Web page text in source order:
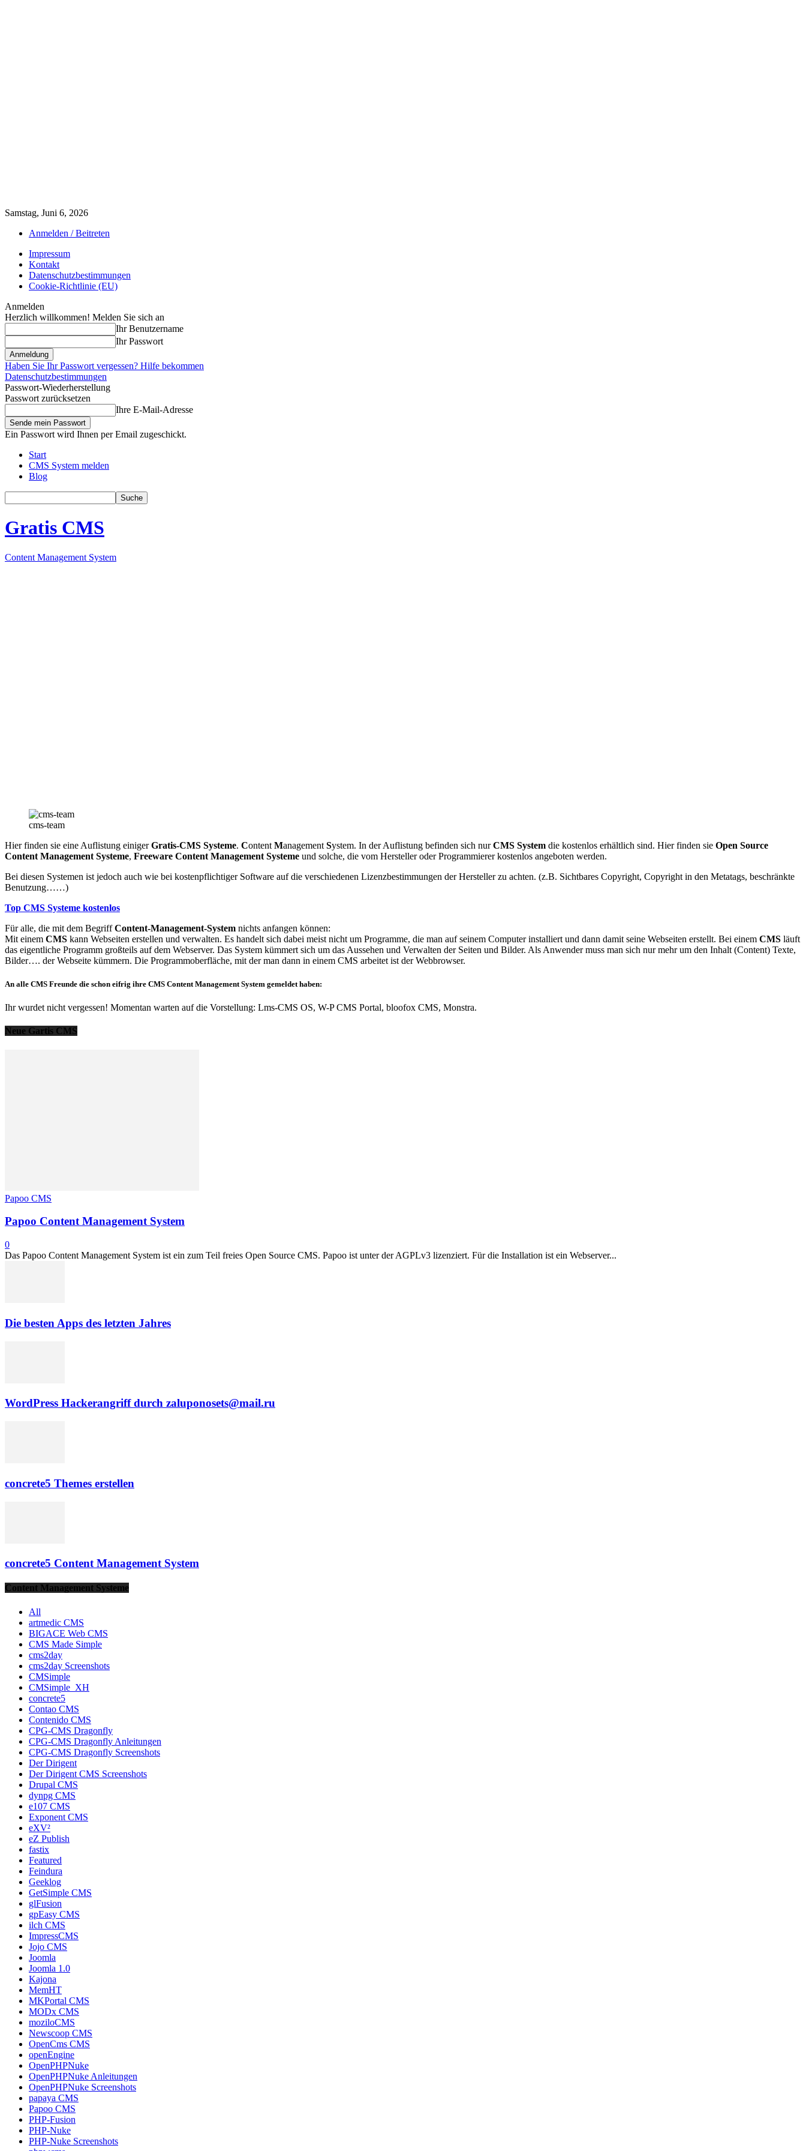
Samstag, Juni 6, 2026
Anmelden / Beitreten
Impressum
Kontakt
Datenschutzbestimmungen
Cookie-Richtlinie (EU)
Anmelden
Herzlich willkommen! Melden Sie sich an
Ihr Benutzername
Ihr Passwort
Haben Sie Ihr Passwort vergessen? Hilfe bekommen
Datenschutzbestimmungen
Passwort-Wiederherstellung
Passwort zurücksetzen
Ihre E-Mail-Adresse
Ein Passwort wird Ihnen per Email zugeschickt.
Start
CMS System melden
Blog
Gratis CMS
Content Management System
cms-team
Hier finden sie eine Auflistung einigerGratis-CMS Systeme. Content Management System. In der Auflistung befinden sich nurCMS System die kostenlos erhältlich sind. Hier finden sie Open Source
Content Management Systeme, Freeware Content Management Systeme und solche, die vom Hersteller oder Programmierer kostenlos angeboten werden.
Bei diesen Systemen ist jedoch auch wie bei kostenpflichtiger Software auf die verschiedenen Lizenzbestimmungen der Hersteller zu achten. (z.B. Sichtbares Copyright, Copyright in den Metatags, beschränkte
Benutzung……)
Top CMS Systeme kostenlos
Für alle, die mit dem BegriffContent-Management-System nichts anfangen können:
Mit einem CMS kann Webseiten erstellen und verwalten. Es handelt sich dabei meist nicht um Programme, die man auf seinem Computer installiert und dann damit seine Webseiten erstellt. Bei einem CMS läuft
das eigentliche Programm großteils auf dem Webserver. Das System kümmert sich um das Aussehen und Verwalten der Seiten und Bilder. Als Anwender muss man sich nur mehr um den Inhalt (Content) Texte,
Bilder…. der Webseite kümmern. Die Programmoberfläche, mit der man dann in einem CMS arbeitet ist der Webbrowser.
An alle CMS Freunde die schon eifrig ihre CMS Content Management System gemeldet haben:
Ihr wurdet nicht vergessen! Momentan warten auf die Vorstellung: Lms-CMS OS, W-P CMS Portal, bloofox CMS, Monstra.
Neue Gartis CMS
Papoo CMS
Papoo Content Management System
0
Das Papoo Content Management System ist ein zum Teil freies Open Source CMS. Papoo ist unter der AGPLv3 lizenziert. Für die Installation ist ein Webserver...
Die besten Apps des letzten Jahres
WordPress Hackerangriff durch zaluponosets@mail.ru
concrete5 Themes erstellen
concrete5 Content Management System
Content Management Systeme
All
artmedic CMS
BIGACE Web CMS
CMS Made Simple
cms2day
cms2day Screenshots
CMSimple
CMSimple_XH
concrete5
Contao CMS
Contenido CMS
CPG-CMS Dragonfly
CPG-CMS Dragonfly Anleitungen
CPG-CMS Dragonfly Screenshots
Der Dirigent
Der Dirigent CMS Screenshots
Drupal CMS
dynpg CMS
e107 CMS
Exponent CMS
eXV²
eZ Publish
fastix
Featured
Feindura
Geeklog
GetSimple CMS
glFusion
gpEasy CMS
ilch CMS
ImpressCMS
Jojo CMS
Joomla
Joomla 1.0
Kajona
MemHT
MKPortal CMS
MODx CMS
moziloCMS
Newscoop CMS
OpenCms CMS
openEngine
OpenPHPNuke
OpenPHPNuke Anleitungen
OpenPHPNuke Screenshots
papaya CMS
Papoo CMS
PHP-Fusion
PHP-Nuke
PHP-Nuke Screenshots